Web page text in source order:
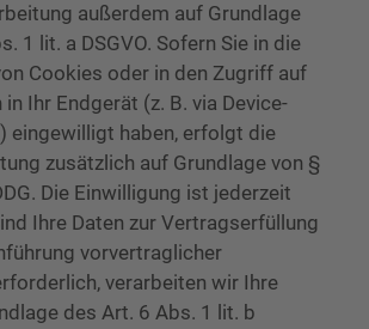
außerdem auf Grundlage
1 lit. a DSGVO. Sofern Sie in die
Cookies oder in den Zugriff auf
Ihr Endgerät (z. B. via Device-
eingewilligt haben, erfolgt die
zusätzlich auf Grundlage von §
Die Einwilligung ist jederzeit
Ihre Daten zur Vertragserfüllung
vorvertraglicher
verarbeiten wir Ihre
des Art. 6 Abs. 1 lit. b